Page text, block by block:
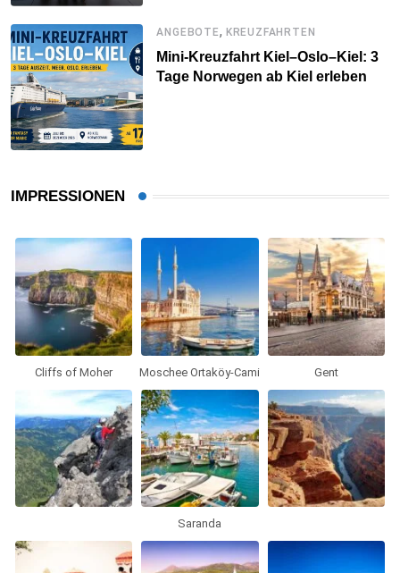
ANGEBOTE, KREUZFAHRTEN
Mini-Kreuzfahrt Kiel–Oslo–Kiel: 3
Tage Norwegen ab Kiel erleben
IMPRESSIONEN
Cliffs of Moher Moschee Ortaköy-Cami Gent
Saranda